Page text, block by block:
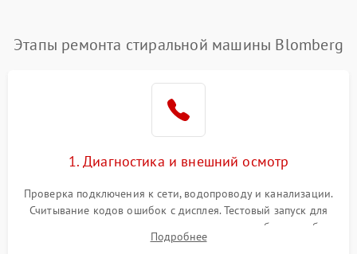
Этапы ремонта стиральной машины Blomberg
1. Диагностика и внешний осмотр
Проверка подключения к сети, водопроводу и канализации.
Считывание кодов ошибок с дисплея. Тестовый запуск для
выявления посторонних шумов, протечек или сбоев в работе
электронного модуля управления.
Подробнее